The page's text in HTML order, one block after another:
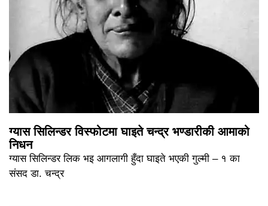
ग्यास सिलिन्डर विस्फोटमा घाइते चन्द्र भण्डारीकी आमाको
निधन
ग्यास सिलिन्डर लिक भइ आगलागी हुँदा घाइते भएकी गुल्मी – १ का
संसद डा. चन्द्र